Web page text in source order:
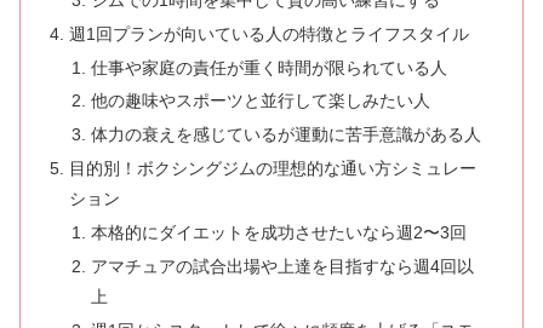
週1回プランが向いている人の特徴とライフスタイル
仕事や家庭の責任が重く時間が限られている人
他の趣味やスポーツと並行して楽しみたい人
体力の衰えを感じているが運動に苦手意識がある人
目的別！ボクシングジムの理想的な通い方シミュレー
ション
本格的にダイエットを成功させたいなら週2〜3回
アマチュアの試合出場や上達を目指すなら週4回以
上